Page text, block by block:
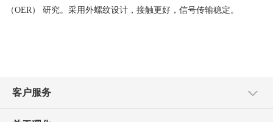
（OER） 研究。采用外螺纹设计，接触更好，信号传输稳定。
客户服务